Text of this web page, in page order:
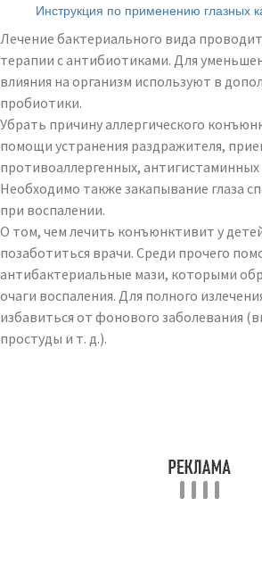
Инструкция по применению глазных
Лечение бактериального вида
терапии с антибиотиками. Для
влияния на организм используют в
пробиотики.
Убрать причину аллергического
помощи устранения раздражителя,
противоаллергенных,
Необходимо также закапывание глаза
при воспалении.
О том, чем лечить конъюнктивит у
позаботиться врачи. Среди прочего
антибактериальные мази, которыми
очаги воспаления. Для полного
избавиться от фонового заболевания
простуды и т. д.).